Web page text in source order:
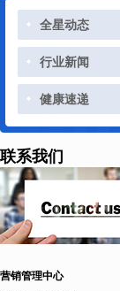
全星动态
行业新闻
健康速递
联系我们
营销管理中心